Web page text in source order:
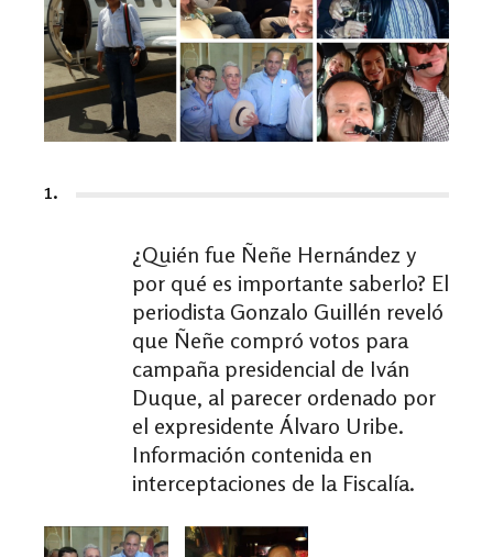
1.
¿Quién fue Ñeñe Hernández y
por qué es importante saberlo? El
periodista Gonzalo Guillén reveló
que Ñeñe compró votos para
campaña presidencial de Iván
Duque, al parecer ordenado por
el expresidente Álvaro Uribe.
Información contenida en
interceptaciones de la Fiscalía.